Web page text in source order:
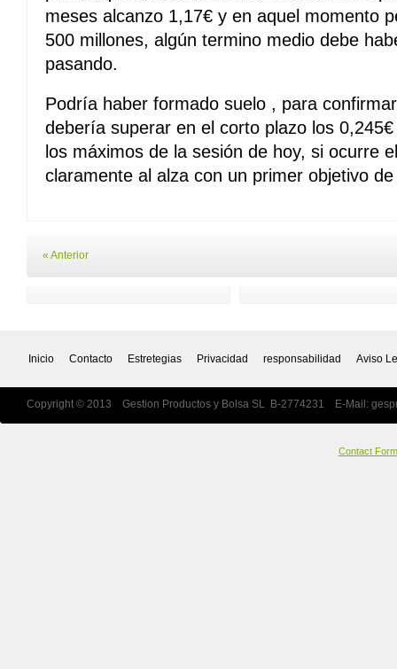
meses alcanzo 1,17€ y en aquel momento
500 millones, algún termino medio debe
pasando.
Podría haber formado suelo , para
debería superar en el corto plazo los
los máximos de la sesión de hoy, si ocurre
claramente al alza con un primer objetivo
« Anterior
Inicio Contacto Estretegias Privacidad responsabilidad Aviso
Copyright © 2013 Gestion Productos y Bolsa SL B-2774231 E-Mail:
Contact Form